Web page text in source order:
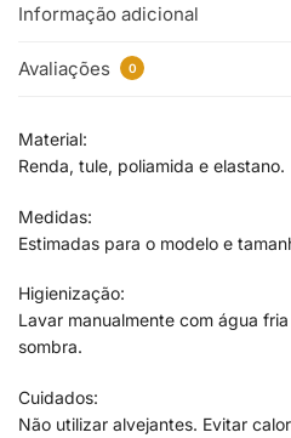
Informação adicional
Avaliações 0
Material:
Renda, tule, poliamida e elastano.
Medidas:
Estimadas para o modelo e
Higienização:
Lavar manualmente com água
sombra.
Cuidados:
Não utilizar alvejantes. Evitar